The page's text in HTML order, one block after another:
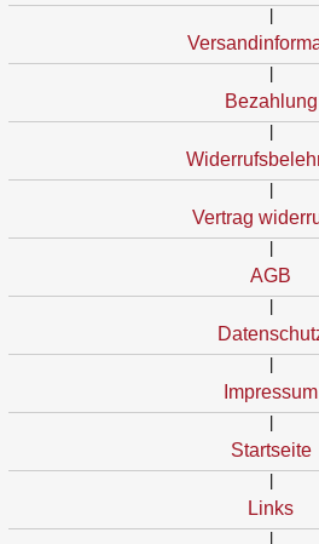
Bezahlung
Vertrag
AGB
Impressum
Startseite
Links